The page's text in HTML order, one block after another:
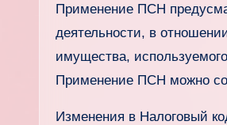
Применение ПСН
деятельности, в
имущества,
Применение ПСН можно
Изменения в Налоговый